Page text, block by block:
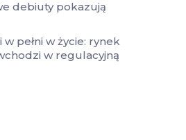
debiuty pokazują
w pełni w życie: rynek
w regulacyjną